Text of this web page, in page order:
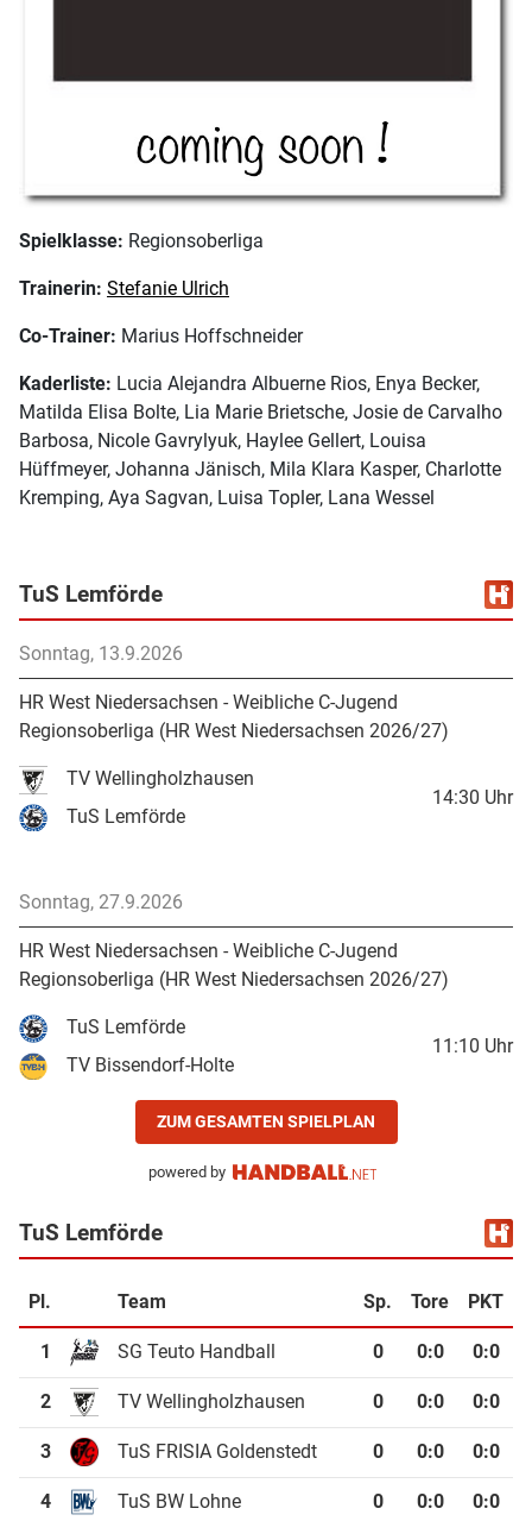
Spielklasse: Regionsoberliga
Trainerin: Stefanie Ulrich
Co-Trainer: Marius Hoffschneider
Kaderliste: Lucia Alejandra Albuerne Rios, Enya Becker,
Matilda Elisa Bolte, Lia Marie Brietsche, Josie de Carvalho
Barbosa, Nicole Gavrylyuk, Haylee Gellert, Louisa
Hüffmeyer, Johanna Jänisch, Mila Klara Kasper, Charlotte
Kremping, Aya Sagvan, Luisa Topler, Lana Wessel
TuS Lemförde
Sonntag, 13.9.2026
HR West Niedersachsen - Weibliche C-Jugend
Regionsoberliga (HR West Niedersachsen 2026/27)
TV Wellingholzhausen
TuS Lemförde
14:30 Uhr
Sonntag, 27.9.2026
HR West Niedersachsen - Weibliche C-Jugend
Regionsoberliga (HR West Niedersachsen 2026/27)
TuS Lemförde
TV Bissendorf-Holte
11:10 Uhr
ZUM GESAMTEN SPIELPLAN
powered by
TuS Lemförde
Pl. Team Sp. Tore PKT
1 SG Teuto Handball 0 0:0 0:0
2 TV Wellingholzhausen 0 0:0 0:0
3 TuS FRISIA Goldenstedt 0 0:0 0:0
4 TuS BW Lohne 0 0:0 0:0